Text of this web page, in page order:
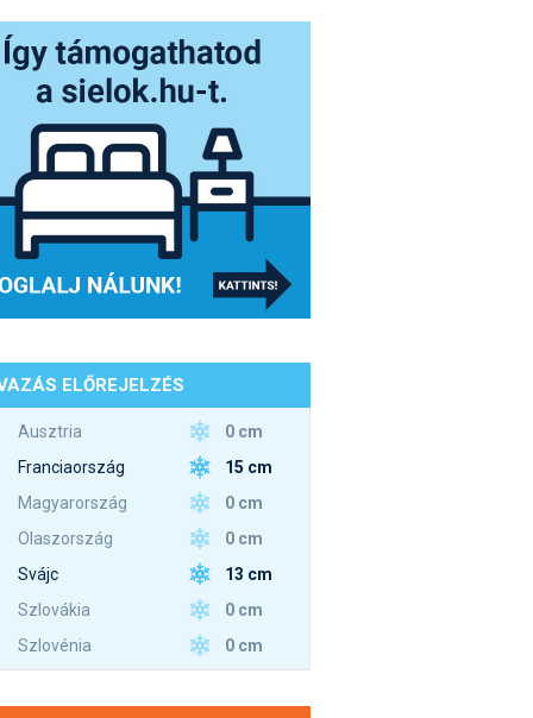
ELŐREJELZÉS
Ausztria
0 cm
Franciaország
15 cm
Magyarország
0 cm
Olaszország
0 cm
Svájc
13 cm
Szlovákia
0 cm
Szlovénia
0 cm